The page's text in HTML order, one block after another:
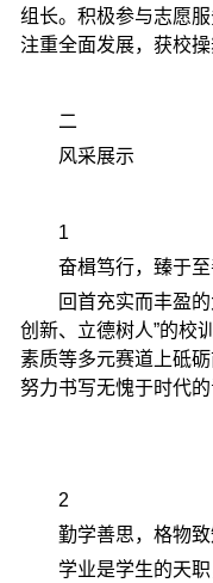
组长。积极参与志愿服
注重全面发展，获校操
二
风采展示
1
奋楫笃行，臻于
回首充实而丰盈
创新、立德树人”的校
素质等多元赛道上砥
努力书写无愧于时代的
2
勤学善思，格物
学业是学生的天